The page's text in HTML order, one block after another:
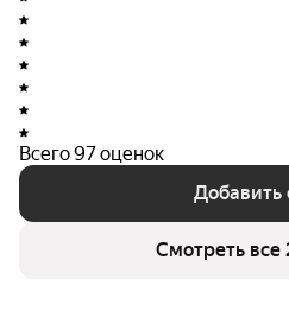
ГК «Сибград»
жилых и нежилых объектов, а
различные операции с
подготовку площадок для
приобретение и реализацию
недвижимости. Компания
Всего 97 оценок
Добавить
Смотреть все